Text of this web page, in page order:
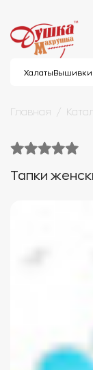
Халаты Вышивки
Главная
Тапки